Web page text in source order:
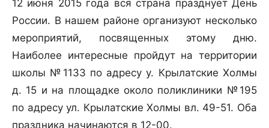
12 июня 2015 года вся страна празднует День
России. В нашем районе организуют несколько
мероприятий, посвященных этому дню.
Наиболее интересные пройдут на территории
школы №1133 по адресу у. Крылатские Холмы
д. 15 и на площадке около поликлиники №195
по адресу ул. Крылатские Холмы вл. 49-51. Оба
праздника начинаются в 12-00.